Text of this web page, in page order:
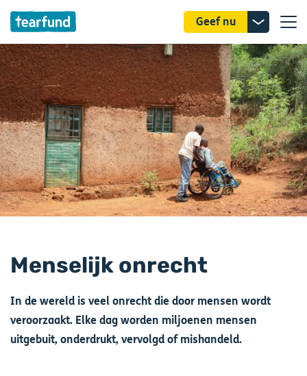
Geef nu
Menselijk onrecht
In de wereld is veel onrecht die door mensen wordt
veroorzaakt. Elke dag worden miljoenen mensen
uitgebuit, onderdrukt, vervolgd of mishandeld.